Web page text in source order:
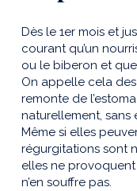
Dès le 1er mois et
courant qu’un
ou le biberon et
On appelle cela
remonte de
naturellement, sans
Même si elles
régurgitations sont
elles ne
n’en souffre pas.